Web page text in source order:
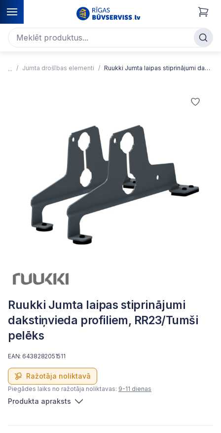
Jumta drošības elementi Ruukki Jumta laipas stiprinājumi dakstiņvieda profiliem
Ruukki Jumta laipas stiprinājumi
dakstiņvieda profiliem, RR23/Tumši
pelēks
Ražotāja noliktavā
EAN: 6438282051511
Piegādes laiks no ražotāja noliktavas: 9-11 dienas
Produkta apraksts